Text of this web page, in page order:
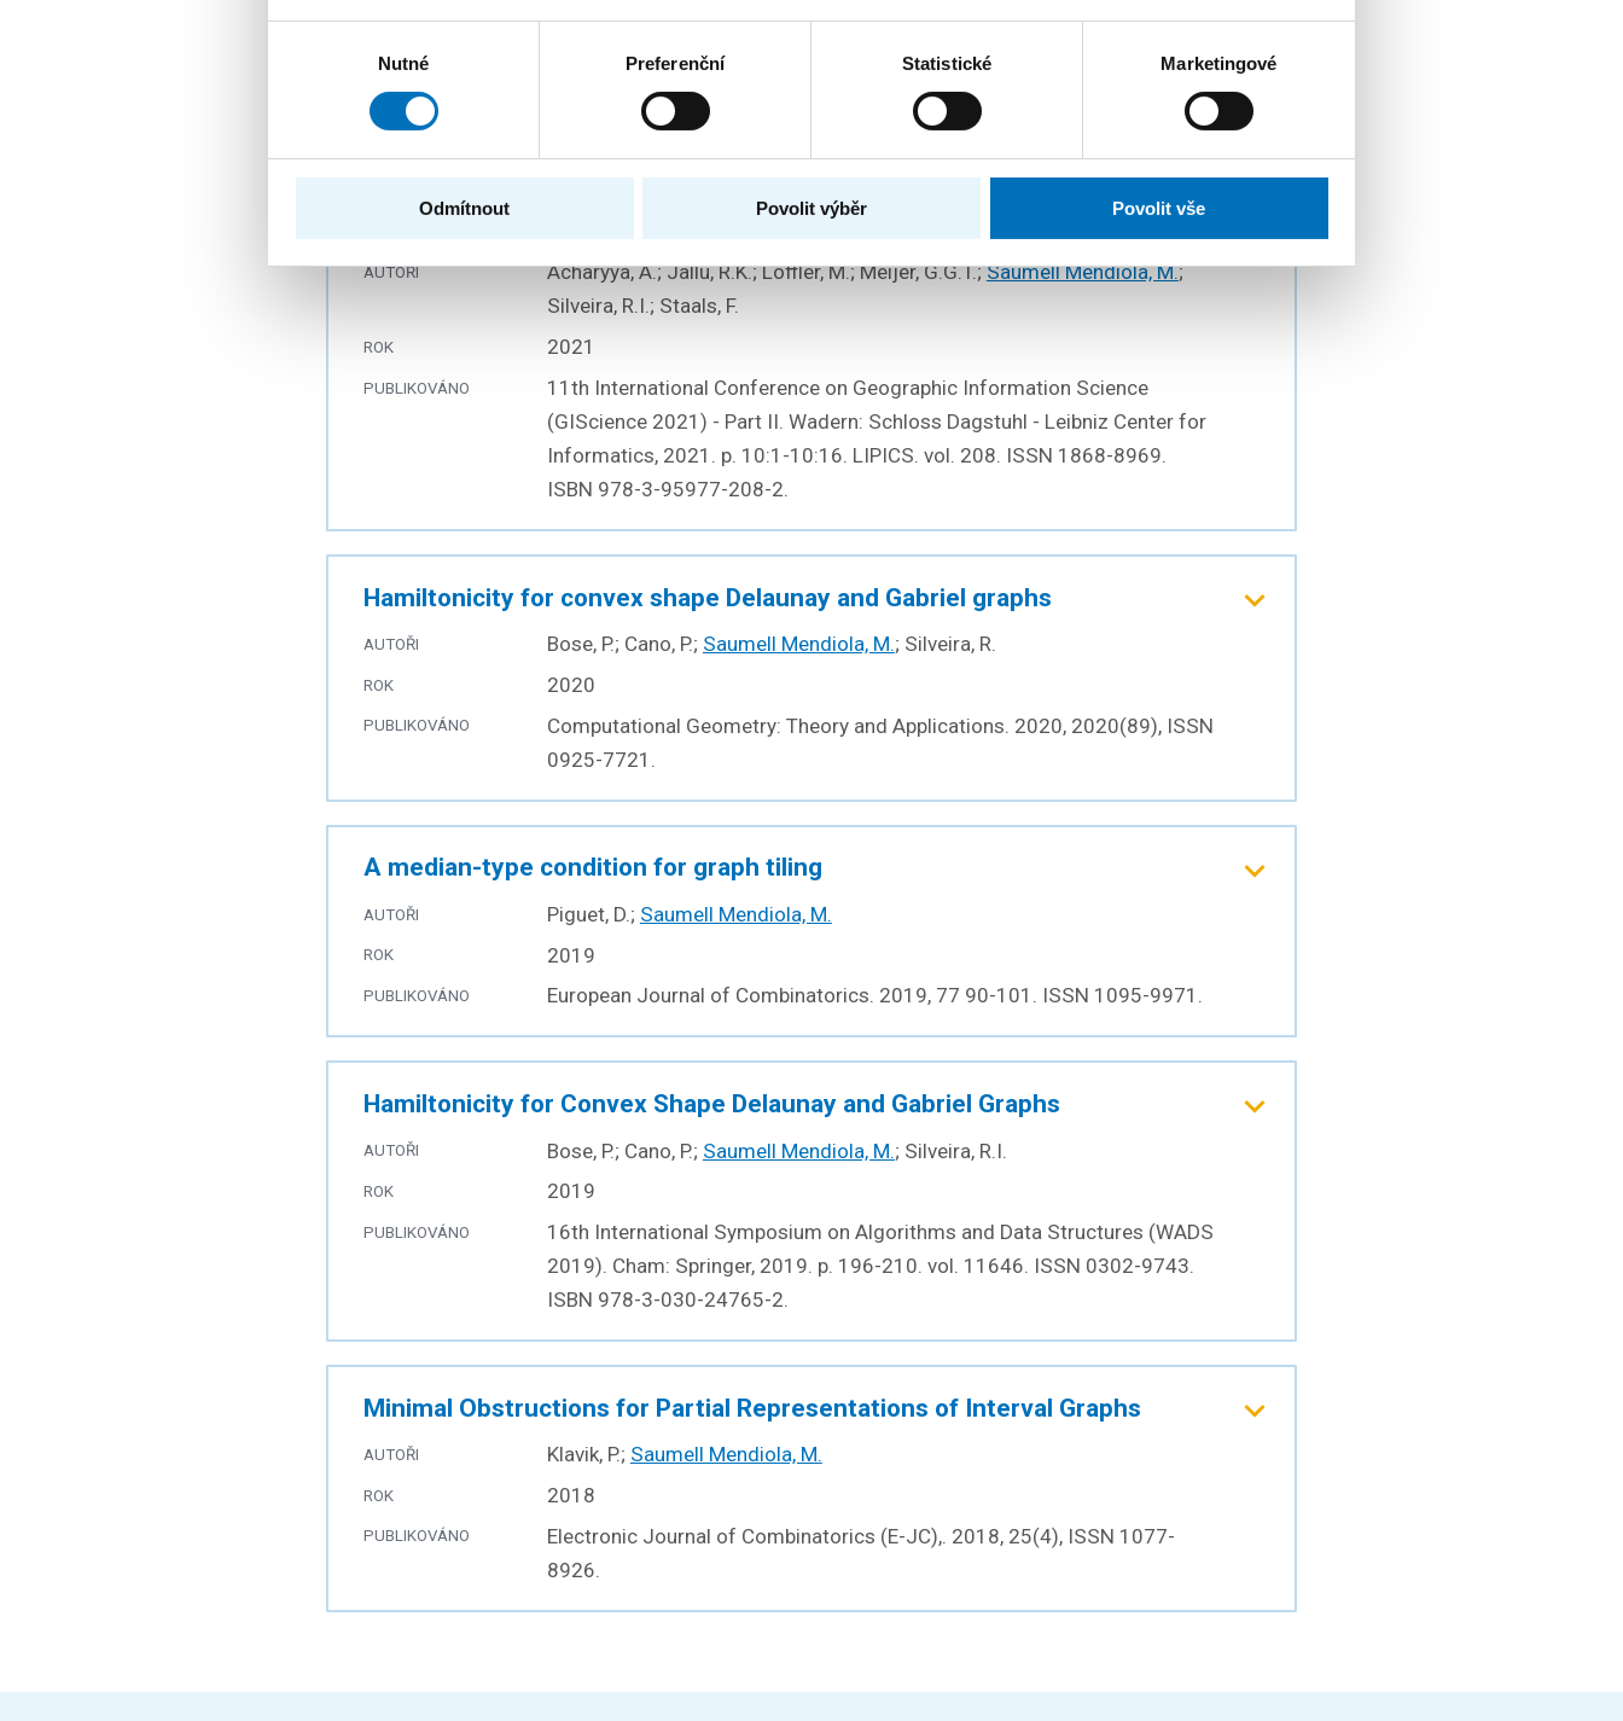
Nutné Preferenční Statistické Marketingové
Odmítnout Povolit výběr Povolit vše
27th International Computing and Combinatorics Conference (COCOON
Terrain Prickliness: Theoretical Grounds for High Complexity Viewsheds
AUTOŘI Acharyya, A.; Jallu, R.K.; Löffler, M.; Meijer, G.G.T.;Saumell Mendiola, M.;
Silveira, R.I.; Staals, F.
ROK 2021
PUBLIKOVÁNO
11th International Conference on Geographic Information Science
(GIScience 2021) - Part II. Wadern: Schloss Dagstuhl - Leibniz Center for
Informatics, 2021. p. 10:1-10:16. LIPICS. vol. 208. ISSN 1868-8969.
ISBN 978-3-95977-208-2.
Hamiltonicity for convex shape Delaunay and Gabriel graphs
AUTOŘI Bose, P.; Cano, P.; Saumell Mendiola, M.; Silveira, R.
ROK 2020
PUBLIKOVÁNO
Computational Geometry: Theory and Applications. 2020, 2020(89), ISSN
0925-7721.
A median-type condition for graph tiling
AUTOŘI Piguet, D.; Saumell Mendiola, M.
ROK 2019
PUBLIKOVÁNO European Journal of Combinatorics. 2019, 77 90-101. ISSN 1095-9971.
Hamiltonicity for Convex Shape Delaunay and Gabriel Graphs
AUTOŘI Bose, P.; Cano, P.; Saumell Mendiola, M.; Silveira, R.I.
ROK 2019
PUBLIKOVÁNO
16th International Symposium on Algorithms and Data Structures (WADS
2019). Cham: Springer, 2019. p. 196-210. vol. 11646. ISSN 0302-9743.
ISBN 978-3-030-24765-2.
Minimal Obstructions for Partial Representations of Interval Graphs
AUTOŘI Klavik, P.; Saumell Mendiola, M.
ROK 2018
PUBLIKOVÁNO
Electronic Journal of Combinatorics (E-JC),. 2018, 25(4), ISSN 1077-
8926.